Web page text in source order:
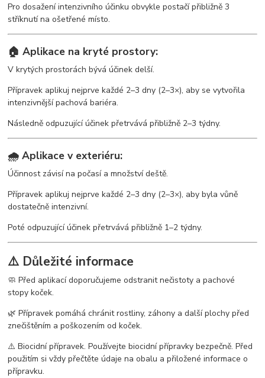
Pro dosažení intenzivního účinku obvykle postačí přibližně 3
stříknutí na ošetřené místo.
🏠 Aplikace na kryté prostory:
V krytých prostorách bývá účinek delší.
Přípravek aplikuj nejprve každé 2–3 dny (2–3×), aby se vytvořila
intenzivnější pachová bariéra.
Následně odpuzující účinek přetrvává přibližně 2–3 týdny.
🌧️ Aplikace v exteriéru:
Účinnost závisí na počasí a množství deště.
Přípravek aplikuj nejprve každé 2–3 dny (2–3×), aby byla vůně
dostatečně intenzivní.
Poté odpuzující účinek přetrvává přibližně 1–2 týdny.
⚠️ Důležité informace
🧼 Před aplikací doporučujeme odstranit nečistoty a pachové
stopy koček.
🌿 Přípravek pomáhá chránit rostliny, záhony a další plochy před
znečištěním a poškozením od koček.
⚠️ Biocidní přípravek. Používejte biocidní přípravky bezpečně. Před
použitím si vždy přečtěte údaje na obalu a přiložené informace o
přípravku.